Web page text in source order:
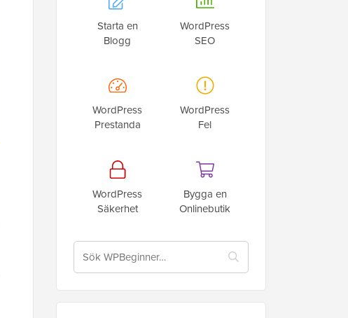
Starta en
Blogg
WordPress
SEO
WordPress
Prestanda
WordPress
Fel
WordPress
Säkerhet
Bygga en
Onlinebutik